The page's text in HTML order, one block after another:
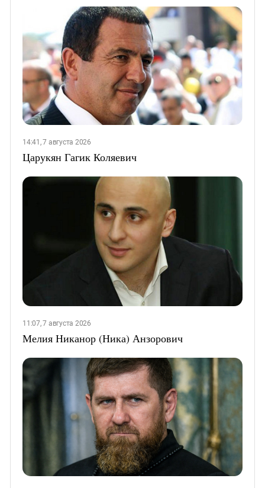
14:41, 7 августа 2026
Царукян Гагик Коляевич
11:07, 7 августа 2026
Мелия Никанор (Ника) Анзорович